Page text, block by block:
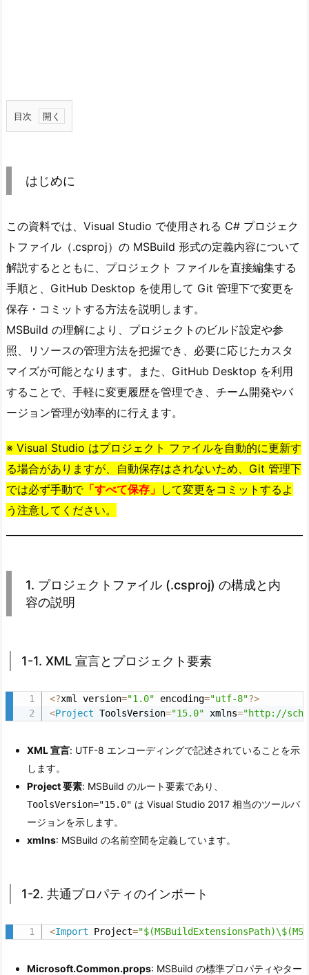
目次
1.
め
2.
1.
プ
ェ
ク
ト
フ
ァ
イ
(.
c
s
p
r
o
構
成
容
説
明
1.
-
1.
X
M
言
ジ
はじめに
この資料では、Visual Studio で使用される C# プロジェク
トファイル（.csproj）の MSBuild 形式の定義内容について
解説するとともに、プロジェクト ファイルを直接編集する
手順と、GitHub Desktop を使用して Git 管理下で変更を
保存・コミットする方法を説明します。
MSBuild の理解により、プロジェクトのビルド設定や参
照、リソースの管理方法を把握でき、必要に応じたカスタ
マイズが可能となります。また、GitHub Desktop を利用
することで、手軽に変更履歴を管理でき、チーム開発やバ
ージョン管理が効率的に行えます。
※ Visual Studio はプロジェクト ファイルを自動的に更新す
る場合がありますが、自動保存はされないため、Git 管理下
では必ず手動で「すべて保存」 して変更をコミットするよ
う注意してください。
1. プロジェクトファイル (.csproj) の構成と内
容の説明
1-1. XML 宣言とプロジェクト要素
<?xml version="1.0" encoding="utf-8"?>
<Project ToolsVersion="15.0" xmlns="http://
XML 宣言: UTF-8 エンコーディングで記述されていることを示
します。
Project 要素: MSBuild のルート要素であり、
ToolsVersion="15.0" は Visual Studio 2017 相当のツールバ
ージョンを示します。
xmlns: MSBuild の名前空間を定義しています。
1-2. 共通プロパティのインポート
<Import Project=
Microsoft.Common.props: MSBuild の標準プロパティやター